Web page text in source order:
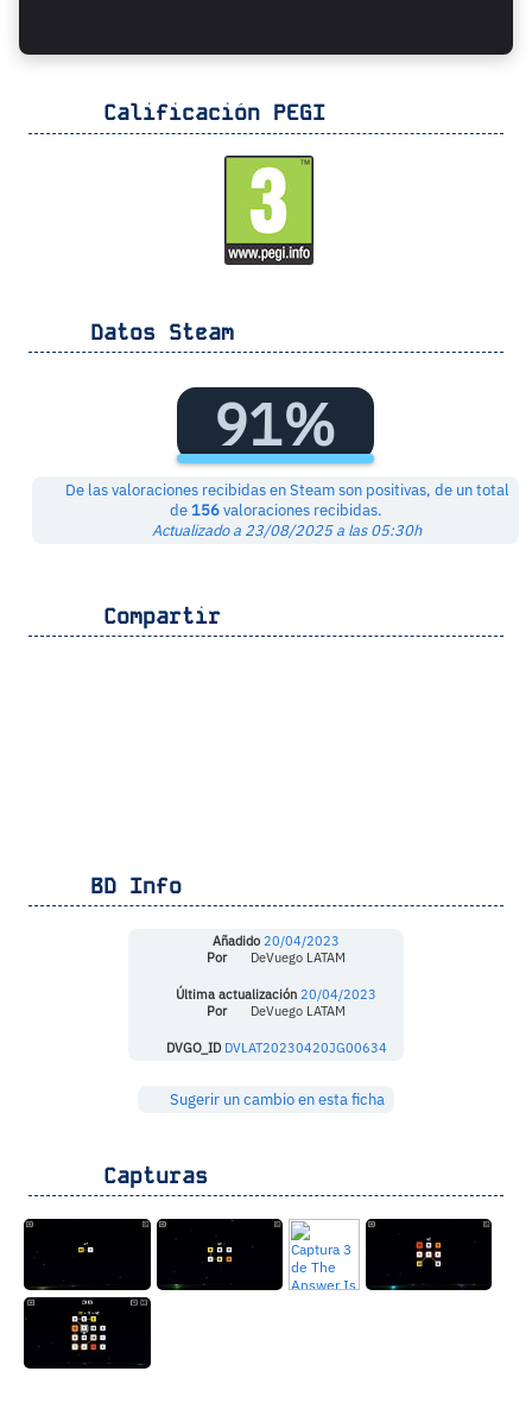
Calificación PEGI
Datos Steam
91%
De las valoraciones recibidas en Steam son positivas, de un total
de156valoraciones recibidas.
Actualizado a 23/08/2025 a las 05:30h
Compartir
BD Info
Añadido 20/04/2023
Por
DeVuego LATAM
Última actualización 20/04/2023
Por
DeVuego LATAM
DVGO_ID DVLAT20230420JG00634
Sugerir un cambio en esta ficha
Capturas